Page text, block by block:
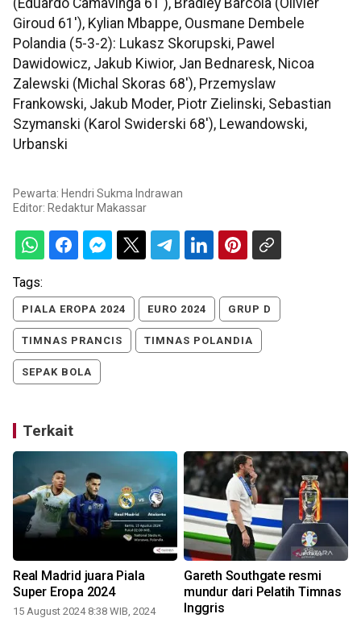
(Eduardo Camavinga 61'), Bradley Barcola (Olivier
Giroud 61'), Kylian Mbappe, Ousmane Dembele
Polandia (5-3-2): Lukasz Skorupski, Pawel
Dawidowicz, Jakub Kiwior, Jan Bednaresk, Nicoa
Zalewski (Michal Skoras 68'), Przemyslaw
Frankowski, Jakub Moder, Piotr Zielinski, Sebastian
Szymanski (Karol Swiderski 68'), Lewandowski,
Urbanski
Pewarta: Hendri Sukma Indrawan
Editor: Redaktur Makassar
Tags:
PIALA EROPA 2024 EURO 2024 GRUP D
TIMNAS PRANCIS TIMNAS POLANDIA
SEPAK BOLA
Terkait
Real Madrid juara Piala
Super Eropa 2024
15 August 2024 8:38 WIB, 2024
Gareth Southgate resmi
mundur dari Pelatih Timnas
Inggris